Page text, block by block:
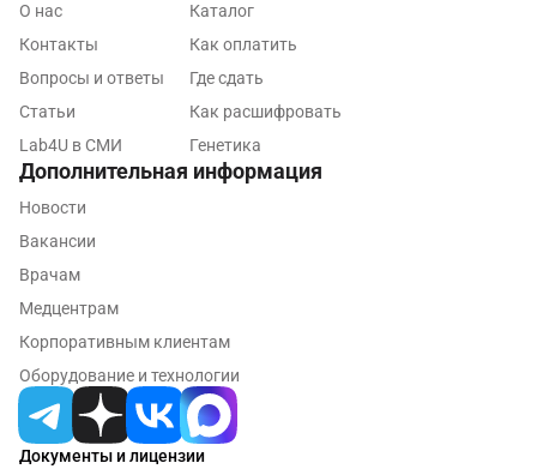
Рязань
Саратов
Сергиев Посад
Смоленск
Ставрополь
Сургут
Документы и лицензии
О нас
Контакты
Вопросы и ответы
Статьи
Lab4U в СМИ
Каталог
Как оплатить
Где сдать
Как расшифровать
Генетика
Дополнительная информация
Новости
Вакансии
Врачам
Медцентрам
Корпоративным клиентам
Оборудование и технологии